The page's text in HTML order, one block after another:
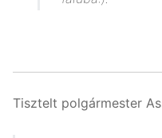
Tisztelt polgármester